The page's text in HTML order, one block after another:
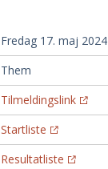
fredag 17. maj 2024
Them
Tilmeldingslink
Startliste
Resultatliste